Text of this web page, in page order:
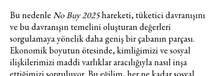
Bu nedenle No Buy 2025hareketi, tüketici davranışını
ve bu davranışın temelini oluşturan değerleri
sorgulamaya yönelik daha geniş bir çabanın parçası.
Ekonomik boyutun ötesinde, kimliğimizi ve sosyal
ilişkilerimizi maddi varlıklar aracılığıyla nasıl inşa